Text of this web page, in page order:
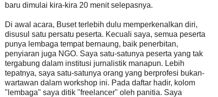
baru dimulai kira-kira 20 menit selepasnya.
Di awal acara, Buset terlebih dulu memperkenalkan diri,
disusul satu persatu peserta. Kecuali saya, semua peserta
punya lembaga tempat bernaung, baik penerbitan,
penyiaran juga NGO. Saya satu-satunya peserta yang tak
tergabung dalam institusi jurnalistik manapun. Lebih
tepatnya, saya satu-satunya orang yang berprofesi bukan-
wartawan dalam workshop ini. Pada daftar hadir, kolom
"lembaga" saya ditik "freelancer" oleh panitia. Saya